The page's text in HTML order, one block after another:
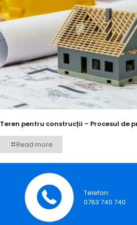
Teren pentru construcții – Procesul de
Read more
Telefon:
0763 740 740